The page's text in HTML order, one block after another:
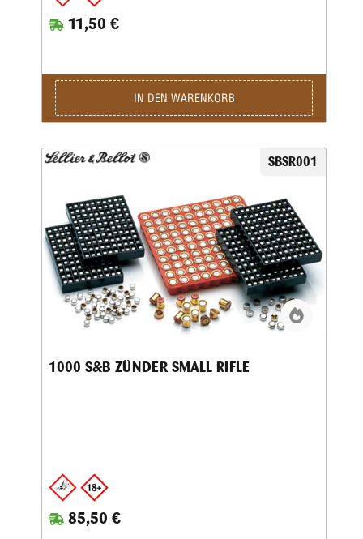
Trocknen und Pressen sowie Amboss eindrücken von
integrierten automatischen Qualitätsprüfungen begleitet. Mit
modernsten, optoelektronischen Prüfmitteln werden sie auf
eingestellt, dass die Zündung bei einem ausreichend tiefen
und zentrischen Aufschlag durch den Schlagbolzen der
Waffe mit 100%iger Sicherheit
erfolgt.Zündhütchennummer: 4033 • Durchmesser (mm):
Eignung: .22 Hornet / .222 Rem / 5,6x50 / 5,6x50 R / .30
Carbine / .223
11,50 €
IN DEN WARENKORB
SBSR001
1000 S&B ZÜNDER SMALL RIFLE
85,50 €